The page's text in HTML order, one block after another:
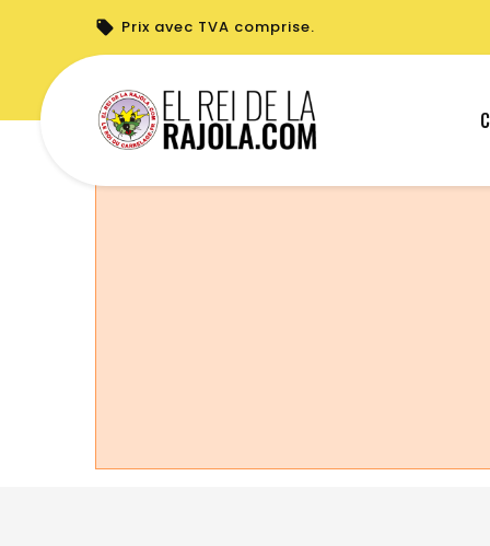
Prix avec TVA comprise.
Vous ne pouvez pas créer de nouvelle